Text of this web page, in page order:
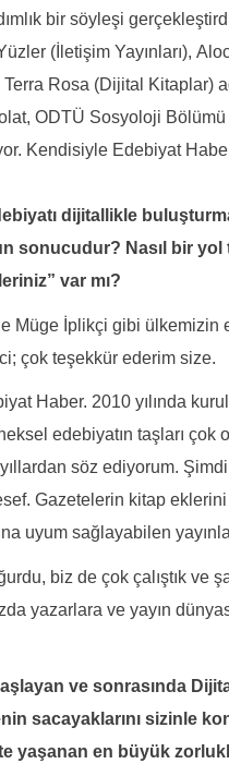
bir söyleşi
(İletişim Yayınları),
Terra Rosa (Dijital Kitaplar)
ODTÜ Sosyoloji
Kendisiyle Edebiyat
dijitallikle
sonucudur? Nasıl bir
var mı?
Müge İplikçi gibi ülkemizin
çok teşekkür ederim size.
Haber. 2010 yılında
edebiyatın taşları çok
söz ediyorum. Şimdi
Gazetelerin kitap
uyum sağlayabilen
biz de çok çalıştık ve
yazarlara ve yayın
ve sonrasında
sacayaklarını sizinle
yaşanan en büyük